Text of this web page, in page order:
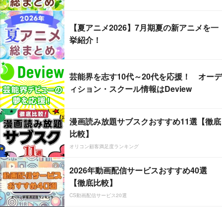
【夏アニメ2026】7月期夏の新アニメを一
挙紹介！
芸能界を志す10代～20代を応援！ オーデ
ィション・スクール情報はDeview
漫画読み放題サブスクおすすめ11選【徹底
比較】
オリコン顧客満足度ランキング
2026年動画配信サービスおすすめ40選
【徹底比較】
CS動画配信サービス20選